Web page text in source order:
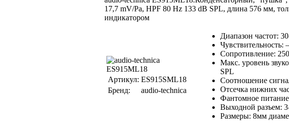
17,7 mV/Pa, HPF 80 Hz 133 dB SPL, длина 576 мм,
индикатором
Артикул: ES915SML18
Бренд:
audio-technica
Диапазон частот:
Чувствительность:
Сопротивление:
Макс. уровень
SPL
Соотношение
Отсечка нижних
Фантомное
Выходной разъем:
Размеры: 8мм